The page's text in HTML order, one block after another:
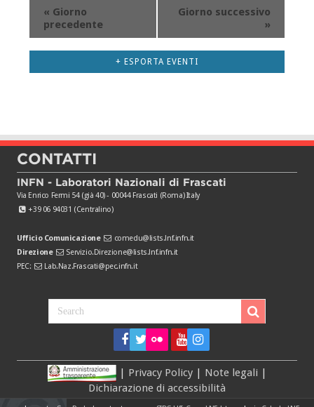
« Giorno
precedente
Giorno successivo
»
+ ESPORTA EVENTI
CONTATTI
INFN - Laboratori Nazionali di Frascati
Via Enrico Fermi 54 (già 40) - 00044 Frascati (Roma) Italy
+39 06 94031 (Centralino)
Ufficio Comunicazione
comedu@lists.lnf.infn.it
Direzione
Servizio.Direzione@lists.lnf.infn.it
PEC:
Lab.Naz.Frascati@pec.infn.it
| Privacy Policy| Note legali |
Dichiarazione di accessibilità